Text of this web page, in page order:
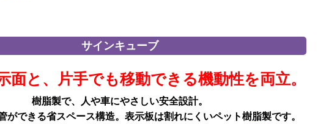
サインキューブ
面と、片手でも移動できる機動性を両立。
樹脂製で、人や車にやさしい安全設計。
ができる省スペース構造。表示板は割れにくいペット樹脂製です。